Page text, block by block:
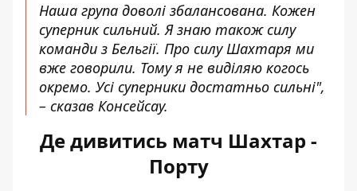
Наша група доволі збалансована. Кожен
суперник сильний. Я знаю також силу
команди з Бельгії. Про силу Шахтаря ми
вже говорили. Тому я не виділяю когось
окремо. Усі суперники достатньо сильні",
– сказав Консейсау.
Де дивитись матч Шахтар -
Порту